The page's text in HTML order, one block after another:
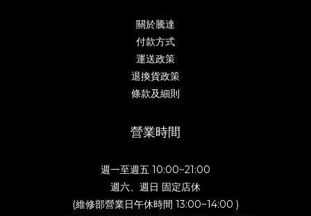
關於騰達
付款方式
運送政策
退換貨政策
條款及細則
營業時間
週一至週五 10:00~21:00
週六、週日 固定店休
(維修部營業日午休時間 13:00~14:00 )